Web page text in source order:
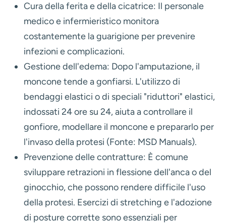
Cura della ferita e della cicatrice: Il personale
medico e infermieristico monitora
costantemente la guarigione per prevenire
infezioni e complicazioni.
Gestione dell'edema: Dopo l'amputazione, il
moncone tende a gonfiarsi. L'utilizzo di
bendaggi elastici o di speciali "riduttori" elastici,
indossati 24 ore su 24, aiuta a controllare il
gonfiore, modellare il moncone e prepararlo per
l'invaso della protesi (Fonte: MSD Manuals).
Prevenzione delle contratture: È comune
sviluppare retrazioni in flessione dell'anca o del
ginocchio, che possono rendere difficile l'uso
della protesi. Esercizi di stretching e l'adozione
di posture corrette sono essenziali per